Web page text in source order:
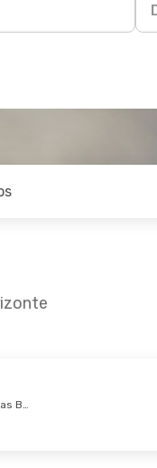
Azul Linhas Aereas Brasileiras